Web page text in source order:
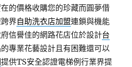
的價格收購您的珍藏而圓夢借
界自助洗衣店加盟連鎖與機能
信譽佳的網路花店位於設計台
專業花藝設計且有困難還可以
提供TS安全認證電梯例行業界提